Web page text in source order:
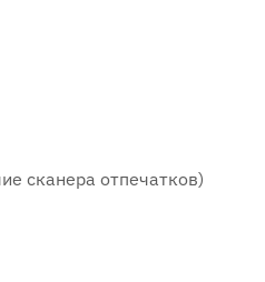
сканера отпечатков)